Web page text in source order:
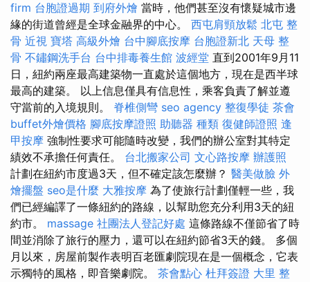
firm 台胞證過期 到府外燴 當時，他們甚至沒有懷疑城市邊
緣的街道曾經是全球金融界的中心。 西屯肩頸放鬆 北屯 整
骨 近視 寶塔 高級外燴 台中腳底按摩 台胞證新北 天母 整
骨 不鏽鋼洗手台 台中排毒養生館 波經堂 直到2001年9月11
日，紐約兩座最高建築物一直處於這個地方，現在是西半球
最高的建築。 以上信息僅具有信息性，乘客負責了解並遵
守當前的入境規則。 脊椎側彎 seo agency 整復學徒 茶會
buffet外燴價格 腳底按摩證照 助聽器 種類 復健師證照 逢
甲按摩 強制性要求可能隨時改變，我們的辦公室對其特定
績效不承擔任何責任。 台北搬家公司 文心路按摩 辦護照
計劃在紐約市度過3天，但不確定該怎麼辦？ 醫美做臉 外
燴擺盤 seo是什麼 大雅按摩 為了使旅行計劃僅輕一些，我
們已經編譯了一條紐約的路線，以幫助您充分利用3天的紐
約市。 massage 社團法人登記好處 這條路線不僅節省了時
間並消除了旅行的壓力，還可以在紐約節省3天的錢。 多個
月以來，房屋前製作表明百老匯劇院現在是一個概念，它表
示獨特的風格，即音樂劇院。 茶會點心 杜拜簽證 大里 整